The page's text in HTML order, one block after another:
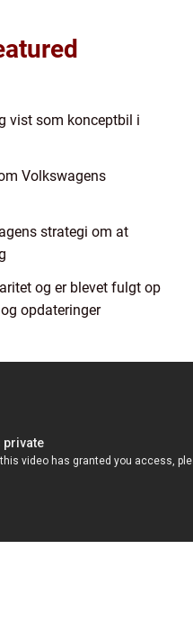
vist som konceptbil i
Volkswagens
strategi om at
og er blevet fulgt op
opdateringer